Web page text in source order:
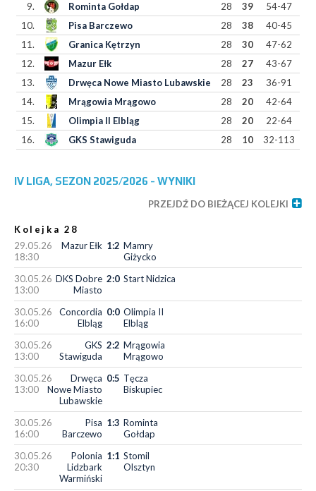
9.
Rominta Gołdap 28 39
54-47
10.
Pisa Barczewo 28 38
40-45
11.
Granica Kętrzyn 28 30
47-62
12.
Mazur Ełk 28 27
43-67
13.
Drwęca Nowe Miasto Lubawskie 28 23
36-91
14.
Mrągowia Mrągowo 28 20
42-64
15.
Olimpia II Elbląg 28 20
22-64
16.
GKS Stawiguda 28 10 32-113
IV LIGA, SEZON 2025/2026 - WYNIKI
PRZEJDŹ DO BIEŻĄCEJ KOLEJKI
Kolejka 28
29.05.26
18:30
Mazur Ełk 1:2 Mamry
Giżycko
30.05.26
13:00
DKS Dobre
Miasto
2:0 Start Nidzica
30.05.26
16:00
Concordia
Elbląg
0:0 Olimpia II
Elbląg
30.05.26
13:00
GKS
Stawiguda
2:2 Mrągowia
Mrągowo
30.05.26
13:00
Drwęca
Nowe Miasto
Lubawskie
0:5 Tęcza
Biskupiec
30.05.26
16:00
Pisa
Barczewo
1:3 Rominta
Gołdap
30.05.26
20:30
Polonia
Lidzbark
Warmiński
1:1 Stomil
Olsztyn